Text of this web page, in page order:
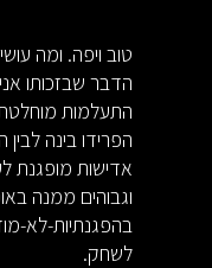
הדבר שבזכותו
התעלמות
הפרידו בינה
אדישות מופגנת
וגבוהים ממנה
בהפגנתיות-לא-
לשחק.